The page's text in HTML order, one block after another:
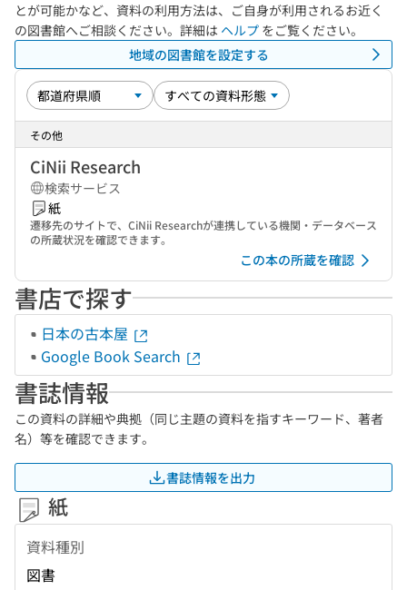
とが可能かなど、資料の利用方法は、ご自身が利用されるお近く
の図書館へご相談ください。詳細は ヘルプ をご覧ください。
地域の図書館を設定する
その他
CiNii Research
検索サービス
紙
遷移先のサイトで、CiNii Researchが連携している機関・データベース
の所蔵状況を確認できます。
この本の所蔵を確認
書店で探す
日本の古本屋
Google Book Search
書誌情報
この資料の詳細や典拠（同じ主題の資料を指すキーワード、著者
名）等を確認できます。
書誌情報を出力
紙
資料種別
図書